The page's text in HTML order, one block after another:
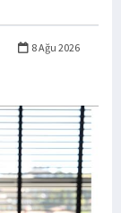
8 Ağu 2026